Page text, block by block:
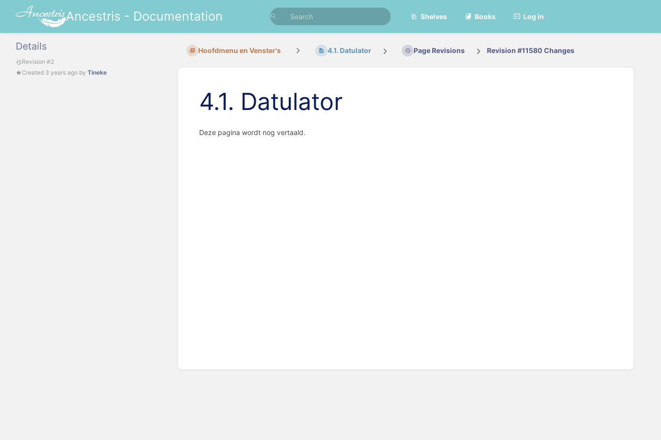
Ancestris - Documentation Shelves Books Log in
Details
Revision #2
Created 3 years ago by Tineke
Hoofdmenu en Venster's 4.1. Datulator Page Revisions Revision #11580 Changes
4.1. Datulator
Deze pagina wordt nog vertaald.